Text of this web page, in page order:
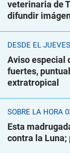
veterinaria de
difundir
DESDE EL
Aviso especial
fuertes,
extratropical
SOBRE LA HORA
Esta
contra la Luna;